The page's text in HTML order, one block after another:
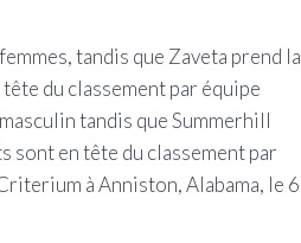
tandis que Zaveta prend la
du classement par équipe
tandis que Summerhill
en tête du classement par
à Anniston, Alabama, le 6